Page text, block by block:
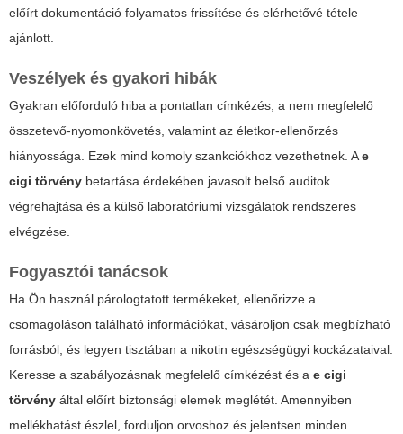
előírt dokumentáció folyamatos frissítése és elérhetővé tétele
ajánlott.
Veszélyek és gyakori hibák
Gyakran előforduló hiba a pontatlan címkézés, a nem megfelelő
összetevő-nyomonkövetés, valamint az életkor-ellenőrzés
hiányossága. Ezek mind komoly szankciókhoz vezethetnek. Ae
cigi törvény betartása érdekében javasolt belső auditok
végrehajtása és a külső laboratóriumi vizsgálatok rendszeres
elvégzése.
Fogyasztói tanácsok
Ha Ön használ párologtatott termékeket, ellenőrizze a
csomagoláson található információkat, vásároljon csak megbízható
forrásból, és legyen tisztában a nikotin egészségügyi kockázataival.
Keresse a szabályozásnak megfelelő címkézést és a e cigi
törvény által előírt biztonsági elemek meglétét. Amennyiben
mellékhatást észlel, forduljon orvoshoz és jelentsen minden